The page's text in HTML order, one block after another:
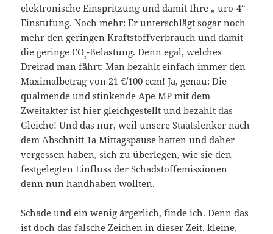
elektronische Einspritzung und damit Ihre „ uro-4“-
Einstufung. Noch mehr: Er unterschlägt sogar noch
mehr den geringen Kraftstoffverbrauch und damit
die geringe CO₂-Belastung. Denn egal, welches
Dreirad man fährt: Man bezahlt einfach immer den
Maximalbetrag von 21 €/100 ccm! Ja, genau: Die
qualmende und stinkende Ape MP mit dem
Zweitakter ist hier gleichgestellt und bezahlt das
Gleiche! Und das nur, weil unsere Staatslenker nach
dem Abschnitt 1a Mittagspause hatten und daher
vergessen haben, sich zu überlegen, wie sie den
festgelegten Einfluss der Schadstoffemissionen
denn nun handhaben wollten.
Schade und ein wenig ärgerlich, finde ich. Denn das
ist doch das falsche Zeichen in dieser Zeit, kleine,